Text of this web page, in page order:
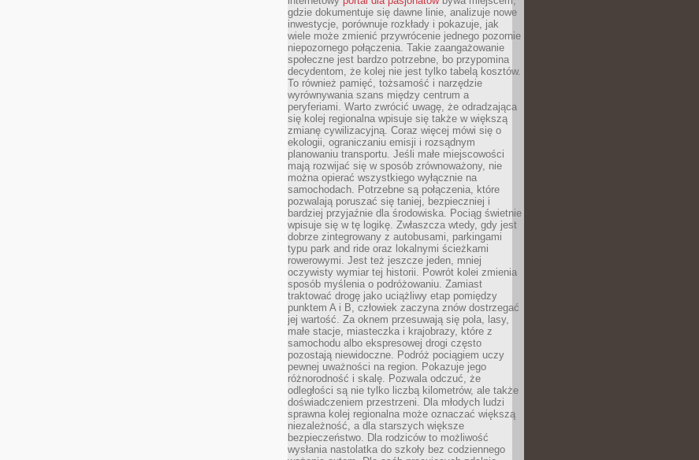
gdzie dokumentuje się dawne linie, analizuje nowe
inwestycje, porównuje rozkłady i pokazuje, jak
wiele może zmienić przywrócenie jednego pozornie
niepozornego połączenia. Takie zaangażowanie
społeczne jest bardzo potrzebne, bo przypomina
decydentom, że kolej nie jest tylko tabelą kosztów.
To również pamięć, tożsamość i narzędzie
wyrównywania szans między centrum a
peryferiami. Warto zwrócić uwagę, że odradzająca
się kolej regionalna wpisuje się także w większą
zmianę cywilizacyjną. Coraz więcej mówi się o
ekologii, ograniczaniu emisji i rozsądnym
planowaniu transportu. Jeśli małe miejscowości
mają rozwijać się w sposób zrównoważony, nie
można opierać wszystkiego wyłącznie na
samochodach. Potrzebne są połączenia, które
pozwalają poruszać się taniej, bezpieczniej i
bardziej przyjaźnie dla środowiska. Pociąg świetnie
wpisuje się w tę logikę. Zwłaszcza wtedy, gdy jest
dobrze zintegrowany z autobusami, parkingami
typu park and ride oraz lokalnymi ścieżkami
rowerowymi. Jest też jeszcze jeden, mniej
oczywisty wymiar tej historii. Powrót kolei zmienia
sposób myślenia o podróżowaniu. Zamiast
traktować drogę jako uciążliwy etap pomiędzy
punktem A i B, człowiek zaczyna znów dostrzegać
jej wartość. Za oknem przesuwają się pola, lasy,
małe stacje, miasteczka i krajobrazy, które z
samochodu albo ekspresowej drogi często
pozostają niewidoczne. Podróż pociągiem uczy
pewnej uważności na region. Pokazuje jego
różnorodność i skalę. Pozwala odczuć, że
odległości są nie tylko liczbą kilometrów, ale także
doświadczeniem przestrzeni. Dla młodych ludzi
sprawna kolej regionalna może oznaczać większą
niezależność, a dla starszych większe
bezpieczeństwo. Dla rodziców to możliwość
wysłania nastolatka do szkoły bez codziennego